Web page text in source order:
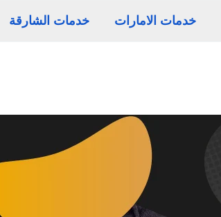
خدمات الامارات خدمات الشارقة